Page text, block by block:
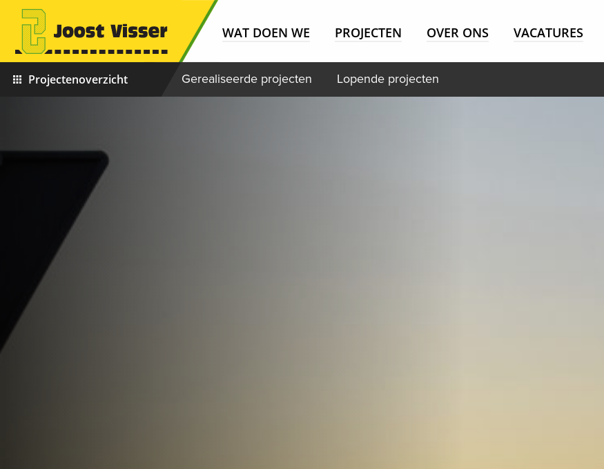
WAT DOEN WE PROJECTEN OVER ONS VACATURES
Projectenoverzicht Gerealiseerde projecten Lopende projecten